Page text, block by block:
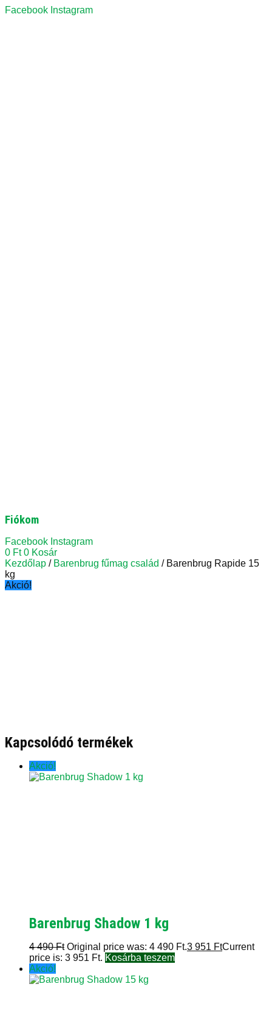
Facebook Instagram
Fiókom
Facebook Instagram
0 Ft 0 Kosár
Kezdőlap / Barenbrug fűmag család / Barenbrug Rapide 15
kg
Akció!
Kapcsolódó termékek
Akció!
Barenbrug Shadow 1 kg
4 490Ft Original price was: 4 490 Ft.3 951 FtCurrent
price is: 3 951 Ft. Kosárba teszem
Akció!